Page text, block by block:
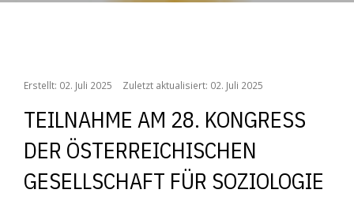
Erstellt: 02. Juli 2025 Zuletzt aktualisiert: 02. Juli 2025
TEILNAHME AM 28. KONGRESS
DER ÖSTERREICHISCHEN
GESELLSCHAFT FÜR SOZIOLOGIE